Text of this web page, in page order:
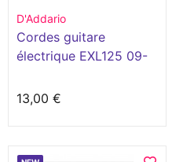
D'Addario
Cordes guitare
électrique EXL125 09-
13,00 €